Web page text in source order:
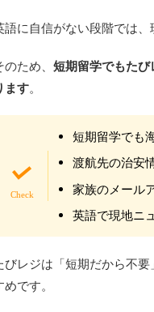
語に自信がない段階では、
のため、 短期留学でもた
ます。
短期留学でも
渡航先の治安
家族のメール
英語で現地ニ
びレジは「短期だから不
めです。